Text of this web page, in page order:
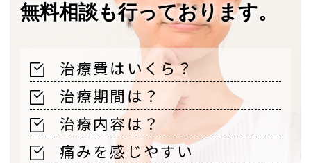
無料相談も行っております。
治療費はいくら？
治療期間は？
治療内容は？
痛みを感じやすい